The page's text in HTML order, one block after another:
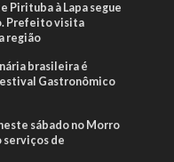
Pirituba à Lapa segue
Prefeito visita
região
brasileira é
Gastronômico
sábado no Morro
serviços de